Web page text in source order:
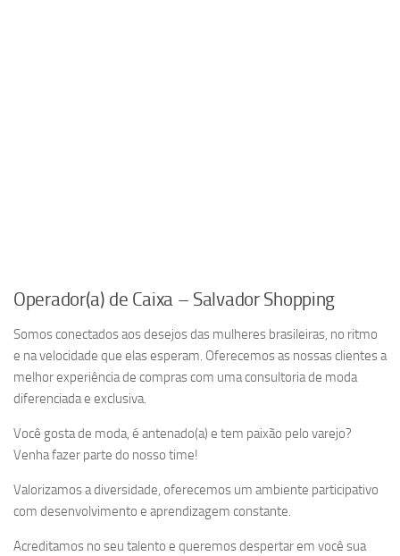
Operador(a) de Caixa – Salvador Shopping
Somos conectados aos desejos das mulheres brasileiras, no ritmo
e na velocidade que elas esperam. Oferecemos as nossas clientes a
melhor experiência de compras com uma consultoria de moda
diferenciada e exclusiva.
Você gosta de moda, é antenado(a) e tem paixão pelo varejo?
Venha fazer parte do nosso time!
Valorizamos a diversidade, oferecemos um ambiente participativo
com desenvolvimento e aprendizagem constante.
Acreditamos no seu talento e queremos despertar em você sua